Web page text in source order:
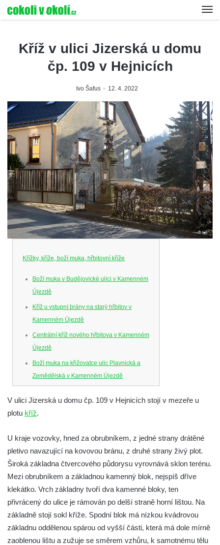
Kříž v ulici Jizerská u domu
čp. 109 v Hejnicích
Ivo Šafus 12. 4. 2022
Křížky, kříže, boží muka, hřbitovní kříže
Boží muka v Budějovické ulici v Kamenném
Újezdě
Kříž u vstupní brány na starý hřbitov v
Kamenném Újezdě
Centrální kříž nového hřbitova v Kamenném
Újezdě
Boží muka na křižovatce ulic Plavnická a
Zemědělská v Kamenném Újezdě
v Kamenném Újezdě
Kříž na křižovatce ulic 5. května a Dělnická
Kříž v Dělnické ulici v Kamenném Újezdě
Boží muka na křižovatce ulic Latrán a K
Malší ve Velešíně
Centrální kříž hřbitova ve Velešíně
Kříž u kostela svatého Václava ve Velešíně
Kříž u brány na hřbitov ve Velešíně
Kříž na zahradě domu čp. 127 v Římově
V ulici Jizerská u domu čp. 109 v Hejnicích stojí v mezeře u
plotu kříž.
U kraje vozovky, hned za obrubníkem, z jedné strany drátěné
pletivo navazující na kovovou bránu, z druhé strany živý plot.
Široká základna čtvercového půdorysu vyrovnává sklon terénu.
Mezi obrubníkem a základnou kamenný blok, nejspíš dříve
klekátko. Vrch základny tvoří dva kamenné bloky, ten
přivrácený do ulice je rámován po delší straně horní lištou. Na
základně stojí sokl kříže. Spodní blok má nízkou kvádrovou
základnu oddělenou spárou od vyšší části, která má dole mírně
zaoblenou lištu a zužuje se směrem vzhůru, k samotnému tělu